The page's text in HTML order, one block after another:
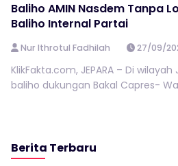
Baliho AMIN Nasdem Tanpa
Baliho Internal Partai
Nur Ithrotul Fadhilah 27/09/
KlikFakta.com, JEPARA – Di
baliho dukungan Bakal Capres-
Berita Terbaru